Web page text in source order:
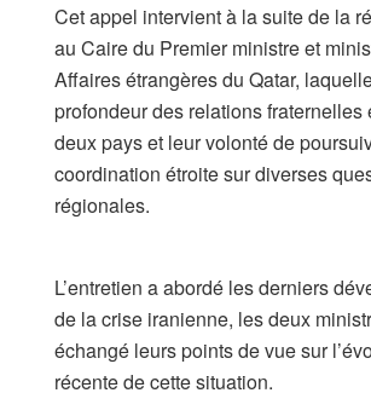
Cet appel intervient à la suite de la
au Caire du Premier ministre et
Affaires étrangères du Qatar,
profondeur des relations fraternelles
deux pays et leur volonté de
coordination étroite sur diverses
régionales.
​L’entretien a abordé les derniers
de la crise iranienne, les deux
échangé leurs points de vue sur
récente de cette situation.